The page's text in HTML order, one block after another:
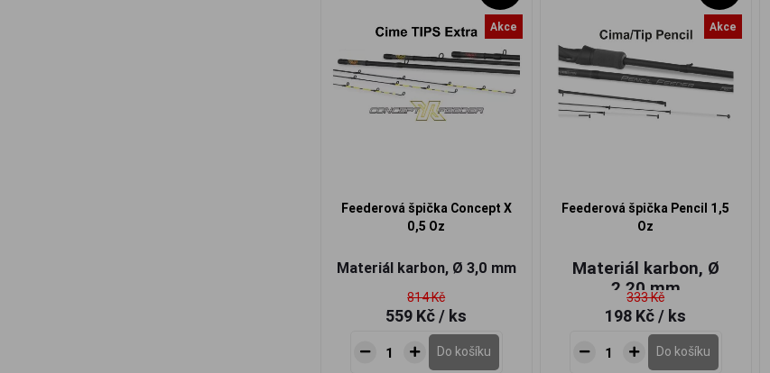
Akce
Feederová špička Concept X
0,5 Oz
Materiál karbon, Ø 3,0 mm
814 Kč
559 Kč/ ks
Do košíku
Akce
Feederová špička Pencil 1,5
Oz
Materiál karbon, Ø
2,20 mm
333 Kč
198 Kč/ ks
Do košíku